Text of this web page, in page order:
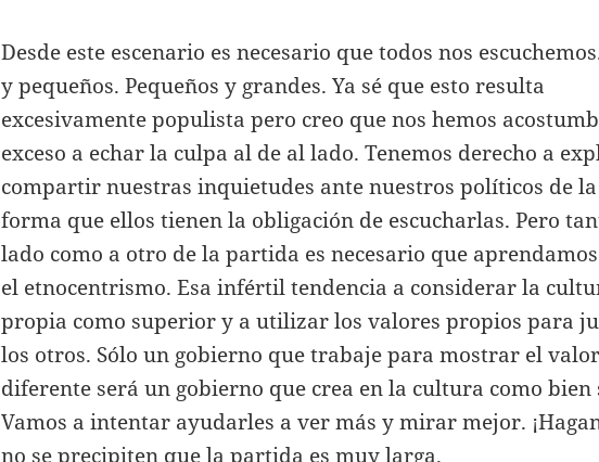
Desde este escenario es necesario que todos nos
y pequeños. Pequeños y grandes. Ya sé que esto resulta
excesivamente populista pero creo que nos hemos
exceso a echar la culpa al de al lado. Tenemos derecho a
compartir nuestras inquietudes ante nuestros políticos de
forma que ellos tienen la obligación de escucharlas. Pero
lado como a otro de la partida es necesario que
el etnocentrismo. Esa infértil tendencia a considerar la
propia como superior y a utilizar los valores propios para
los otros. Sólo un gobierno que trabaje para mostrar el
diferente será un gobierno que crea en la cultura como bien
Vamos a intentar ayudarles a ver más y mirar mejor.
no se precipiten que la partida es muy larga.